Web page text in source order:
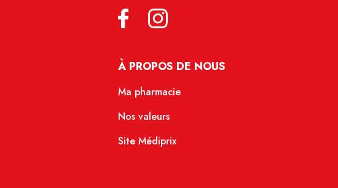
À PROPOS DE NOUS
Ma pharmacie
Nos valeurs
Site Médiprix